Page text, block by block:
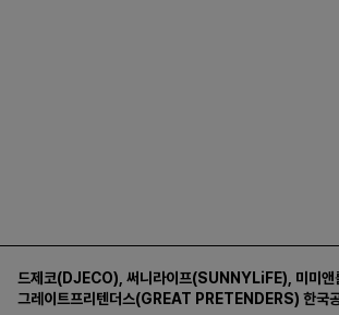
드제코(DJECO) 써니라이프(SUNNYLiFE) 미미
그레이트프리텐더스(GREAT PRETENDERS) 한국